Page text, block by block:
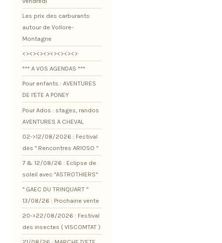
Les prix des carburants
autour de Vollore-
Montagne
<><><><><><><><>
*** A VOS AGENDAS ***
Pour enfants : AVENTURES
DE l'ETE A PONEY
Pour Ados : stages, randos
AVENTURES A CHEVAL
02->12/08/2026 : Festival
des " Rencontres ARIOSO "
7 & 12/08/26 : Eclipse de
soleil avec "ASTROTHIERS"
" GAEC DU TRINQUART "
13/08/26 : Prochaine vente
20->22/08/2026 : Festival
des insectes ( VISCOMTAT )